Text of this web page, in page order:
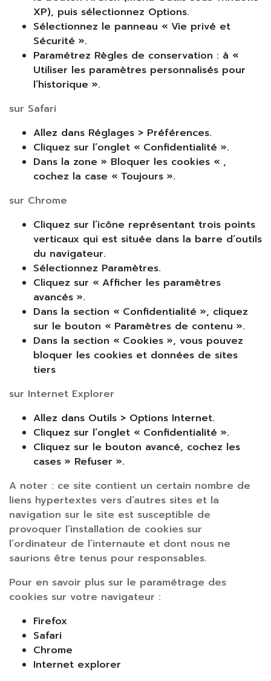
XP), puis sélectionnez Options.
Sélectionnez le panneau « Vie privé et
Sécurité ».
Paramétrez Règles de conservation : à «
Utiliser les paramètres personnalisés pour
l’historique ».
sur Safari
Allez dans Réglages > Préférences.
Cliquez sur l’onglet « Confidentialité ».
Dans la zone » Bloquer les cookies « ,
cochez la case « Toujours ».
sur Chrome
Cliquez sur l’icône représentant trois points
verticaux qui est située dans la barre d’outils
du navigateur.
Sélectionnez Paramètres.
Cliquez sur « Afficher les paramètres
avancés ».
Dans la section « Confidentialité », cliquez
sur le bouton « Paramètres de contenu ».
Dans la section « Cookies », vous pouvez
bloquer les cookies et données de sites
tiers
sur Internet Explorer
Allez dans Outils > Options Internet.
Cliquez sur l’onglet « Confidentialité ».
Cliquez sur le bouton avancé, cochez les
cases » Refuser ».
A noter : ce site contient un certain nombre de
liens hypertextes vers d’autres sites et la
navigation sur le site est susceptible de
provoquer l’installation de cookies sur
l’ordinateur de l’internaute et dont nous ne
saurions être tenus pour responsables.
Pour en savoir plus sur le paramétrage des
cookies sur votre navigateur :
Firefox
Safari
Chrome
Internet explorer